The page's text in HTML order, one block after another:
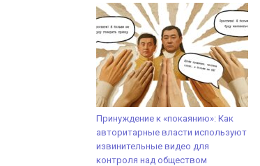
Принуждение к «покаянию»: Как
авторитарные власти используют
извинительные видео для
контроля над обществом